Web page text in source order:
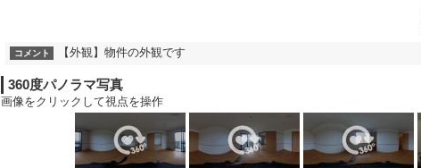
コメント 【外観】物件の外観です
360度パノラマ写真
画像をクリックして視点を操作